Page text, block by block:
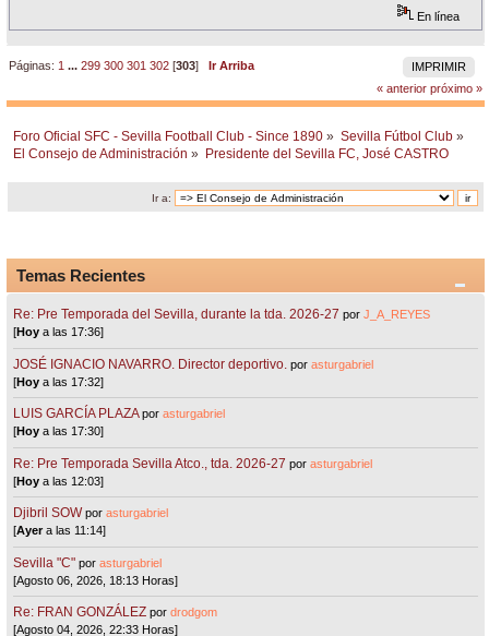
En línea
IMPRIMIR
Páginas: 1 ...299 300 301 302 [303]Ir Arriba
« anterior próximo »
Foro Oficial SFC - Sevilla Football Club - Since 1890 » Sevilla Fútbol Club »
El Consejo de Administración » Presidente del Sevilla FC, José CASTRO
Ir a:
Temas Recientes
Re: Pre Temporada del Sevilla, durante la tda. 2026-27 porJ_A_REYES
[Hoy a las 17:36]
JOSÉ IGNACIO NAVARRO. Director deportivo. porasturgabriel
[Hoy a las 17:32]
LUIS GARCÍA PLAZA porasturgabriel
[Hoy a las 17:30]
Re: Pre Temporada Sevilla Atco., tda. 2026-27 porasturgabriel
[Hoy a las 12:03]
Djibril SOW porasturgabriel
[Ayera las 11:14]
Sevilla "C"porasturgabriel
[Agosto 06, 2026, 18:13 Horas]
Re: FRAN GONZÁLEZ pordrodgom
[Agosto 04, 2026, 22:33 Horas]